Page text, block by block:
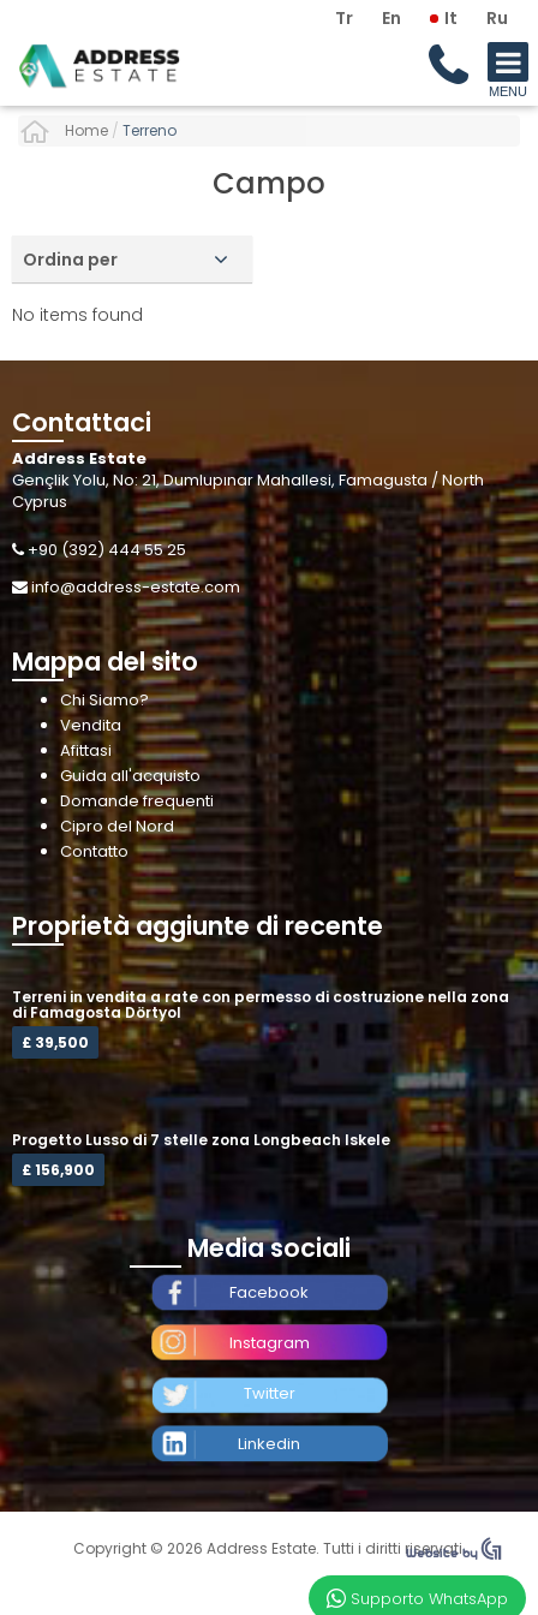
Tr En It Ru
Home / Terreno
Campo
Ordina per
No items found
Contattaci
Address Estate
Gençlik Yolu, No: 21, Dumlupınar Mahallesi, Famagusta / North
Cyprus
+90 (392) 444 55 25
info@address-estate.com
Mappa del sito
Chi Siamo?
Vendita
Afittasi
Guida all'acquisto
Domande frequenti
Cipro del Nord
Contatto
Proprietà aggiunte di recente
Terreni in vendita a rate con permesso di costruzione nella zona
di Famagosta Dörtyol
£ 39,500
Progetto Lusso di 7 stelle zona Longbeach Iskele
£ 156,900
Media sociali
Facebook
Instagram
Twitter
Linkedin
Copyright © 2026 Address Estate. Tutti i diritti riservati.
Supporto WhatsApp